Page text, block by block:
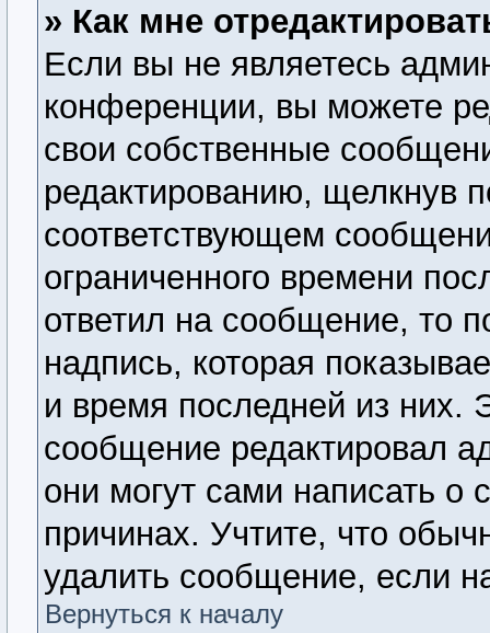
» Как мне
Если вы не являетесь
конференции, вы можете
свои собственные
редактированию, щелкнув
соответствующем
ограниченного времени
ответил на сообщение, то
надпись, которая
и время последней из них.
сообщение редактировал
они могут сами написать о
причинах. Учтите, что
удалить сообщение, если
Вернуться к началу